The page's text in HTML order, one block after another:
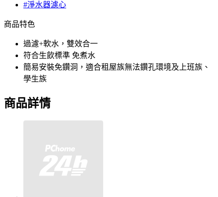
#淨水器濾心
商品特色
過濾+軟水，雙效合一
符合生飲標準 免煮水
簡易安裝免鑽洞，適合租屋族無法鑽孔環境及上班族、
學生族
商品詳情